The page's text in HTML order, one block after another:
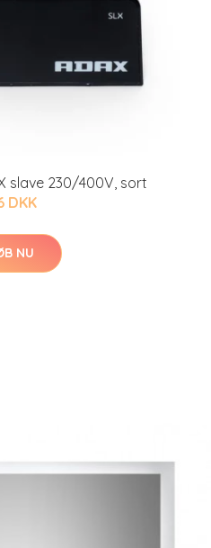
slave 230/400V, sort
DKK
NU